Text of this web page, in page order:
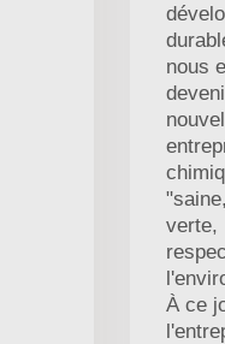
nous
verte,
À ce